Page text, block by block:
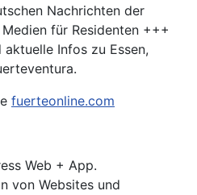
Nachrichten der
für Residenten +++
aktuelle Infos zu Essen,
fuerteonline.com
Web + App.
von Websites und